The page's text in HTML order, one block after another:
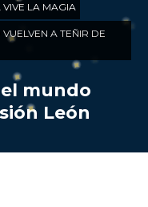
VIVE LA MAGIA
A TEÑIR DE
mundo
León